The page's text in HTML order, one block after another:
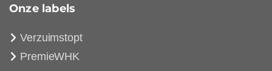
Onze labels
Verzuimstopt
PremieWHK